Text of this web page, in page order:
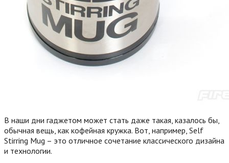
В наши дни гаджетом может стать даже такая, казалось бы,
обычная вещь, как кофейная кружка. Вот, например, Self
Stirring Mug – это отличное сочетание классического дизайна
и технологии.